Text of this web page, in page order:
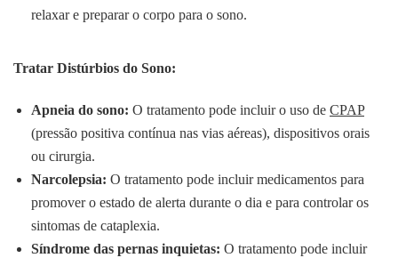
relaxar e preparar o corpo para o sono.
Tratar Distúrbios do Sono:
Apneia do sono: O tratamento pode incluir o uso de CPAP
(pressão positiva contínua nas vias aéreas), dispositivos orais
ou cirurgia.
Narcolepsia: O tratamento pode incluir medicamentos para
promover o estado de alerta durante o dia e para controlar os
sintomas de cataplexia.
Síndrome das pernas inquietas: O tratamento pode incluir